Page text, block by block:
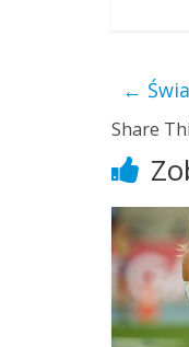
←
Share